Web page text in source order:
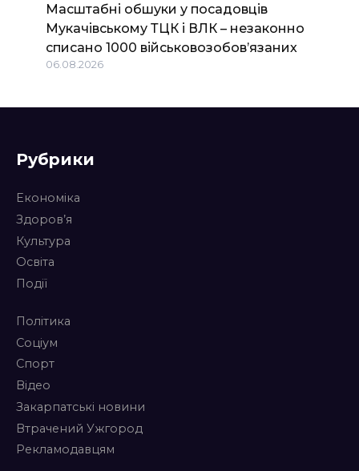
Масштабні обшуки у посадовців
Мукачівському ТЦК і ВЛК – незаконно
списано 1000 військовозобов’язаних
06.08.2026
Рубрики
Економіка
Здоров’я
Культура
Освіта
Події
Політика
Соціум
Спорт
Відео
Закарпатські новини
Втрачений Ужгород
Рекламодавцям